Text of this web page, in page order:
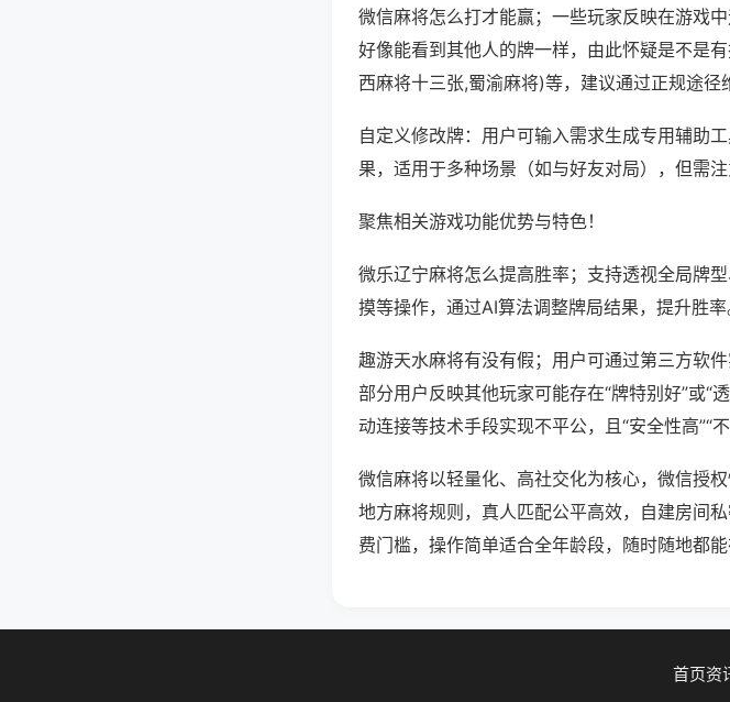
微信麻将怎么打才能赢；一些玩家反映在游戏
好像能看到其他人的牌一样，由此怀疑是不是
西麻将十三张,蜀渝麻将)等，建议通过正规途径
自定义修改牌：用户可输入需求生成专用辅助
果，适用于多种场景（如与好友对局），但需
聚焦相关游戏功能优势与特色！
微乐辽宁麻将怎么提高胜率；支持透视全局牌
摸等操作，通过AI算法调整牌局结果，提升胜率
趣游天水麻将有没有假；用户可通过第三方软件
部分用户反映其他玩家可能存在“牌特别好”或“
动连接等技术手段实现不平公，且“安全性高”“不
微信麻将以轻量化、高社交化为核心，微信授
地方麻将规则，真人匹配公平高效，自建房间
费门槛，操作简单适合全年龄段，随时随地都
首页资